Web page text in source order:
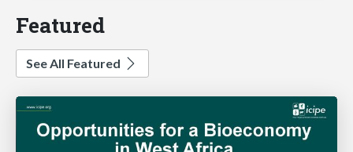
Featured
See All Featured